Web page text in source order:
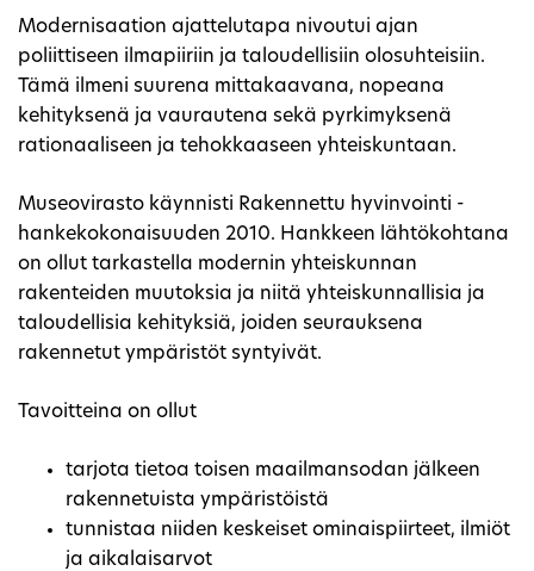
Modernisaation ajattelutapa nivoutui ajan
poliittiseen ilmapiiriin ja taloudellisiin olosuhteisiin.
Tämä ilmeni suurena mittakaavana, nopeana
kehityksenä ja vaurautena sekä pyrkimyksenä
rationaaliseen ja tehokkaaseen yhteiskuntaan.
Museovirasto käynnisti Rakennettu hyvinvointi -
hankekokonaisuuden 2010. Hankkeen lähtökohtana
on ollut tarkastella modernin yhteiskunnan
rakenteiden muutoksia ja niitä yhteiskunnallisia ja
taloudellisia kehityksiä, joiden seurauksena
rakennetut ympäristöt syntyivät.
Tavoitteina on ollut
tarjota tietoa toisen maailmansodan jälkeen
rakennetuista ympäristöistä
tunnistaa niiden keskeiset ominaispiirteet, ilmiöt
ja aikalaisarvot